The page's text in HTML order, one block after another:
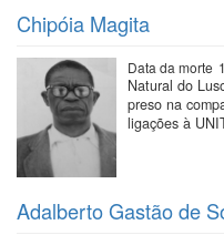
Chipóia Magita
Data da morte
Natural do
preso na
ligações à
Adalberto Gastão de